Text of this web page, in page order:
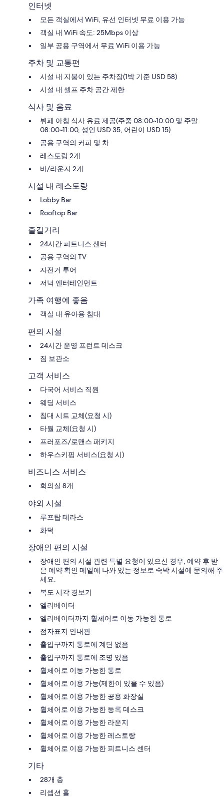
인터넷
모든 객실에서 WiFi, 유선 인터넷 무료 이용 가능
객실 내 WiFi 속도: 25Mbps 이상
일부 공용 구역에서 무료 WiFi 이용 가능
주차 및 교통편
시설 내 지붕이 있는 주차장(1박 기준 USD 58)
시설 내 셀프 주차 공간 제한
식사 및 음료
뷔페 아침 식사 유료 제공(주중 08:00~10:00 및 주말
08:00~11:00, 성인 USD 35, 어린이 USD 15)
공용 구역의 커피 및 차
레스토랑 2개
바/라운지 2개
시설 내 레스토랑
Lobby Bar
Rooftop Bar
즐길거리
24시간 피트니스 센터
공용 구역의 TV
자전거 투어
저녁 엔터테인먼트
가족 여행에 좋음
객실 내 유아용 침대
편의 시설
24시간 운영 프런트 데스크
짐 보관소
고객 서비스
다국어 서비스 직원
웨딩 서비스
침대 시트 교체(요청 시)
타월 교체(요청 시)
프러포즈/로맨스 패키지
하우스키핑 서비스(요청 시)
비즈니스 서비스
회의실 8개
야외 시설
루프탑 테라스
화덕
장애인 편의 시설
장애인 편의 시설 관련 특별 요청이 있으신 경우, 예약 후 받
은 예약 확인 메일에 나와 있는 정보로 숙박 시설에 문의해 주
세요.
복도 시각 경보기
엘리베이터
엘리베이터까지 휠체어로 이동 가능한 통로
점자표지 안내판
출입구까지 통로에 계단 없음
출입구까지 통로에 조명 있음
휠체어로 이동 가능한 통로
휠체어로 이용 가능(제한이 있을 수 있음)
휠체어로 이용 가능한 공용 화장실
휠체어로 이용 가능한 등록 데스크
휠체어로 이용 가능한 라운지
휠체어로 이용 가능한 레스토랑
휠체어로 이용 가능한 피트니스 센터
기타
28개 층
리셉션 홀